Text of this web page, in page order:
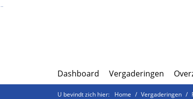
Dashboard Vergaderingen
U bevindt zich hier: Home Vergaderingen